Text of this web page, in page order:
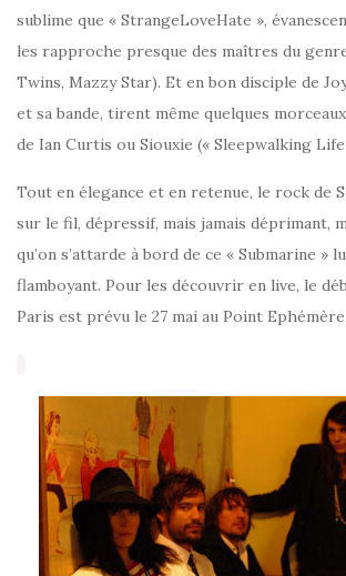
sublime que « StrangeLoveHate »,
les rapproche presque des maîtres du
Twins, Mazzy Star). Et en bon disciple de
et sa bande, tirent même quelques
de Ian Curtis ou Siouxie (« Sleepwalking Life
Tout en élegance et en retenue, le rock de
sur le fil, dépressif, mais jamais déprimant,
qu’on s’attarde à bord de ce « Submarine »
flamboyant. Pour les découvrir en live, le
Paris est prévu le 27 mai au Point Ephémère.